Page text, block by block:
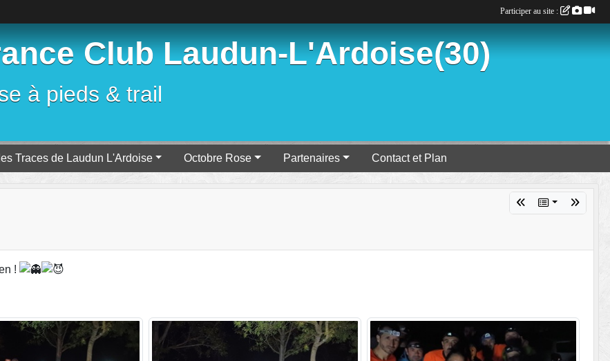
Club Laudun-L'Ardoise(30)
à pieds & trail
Traces de Laudun L'Ardoise Octobre Rose Partenaires Contact et Plan
!
Participer au site :